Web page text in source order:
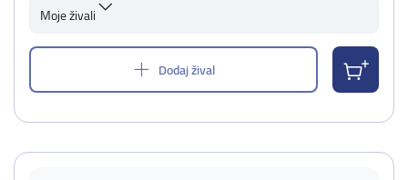
Moje živali
Dodaj žival